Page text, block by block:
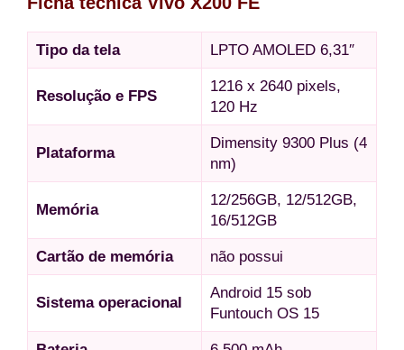
Tipo da tela LPTO AMOLED 6,31″
Resolução e FPS
1216 x 2640 pixels,
120 Hz
Plataforma
Dimensity 9300 Plus (4
nm)
Memória
12/256GB, 12/512GB,
16/512GB
Cartão de memória não possui
Sistema operacional
Android 15 sob
Funtouch OS 15